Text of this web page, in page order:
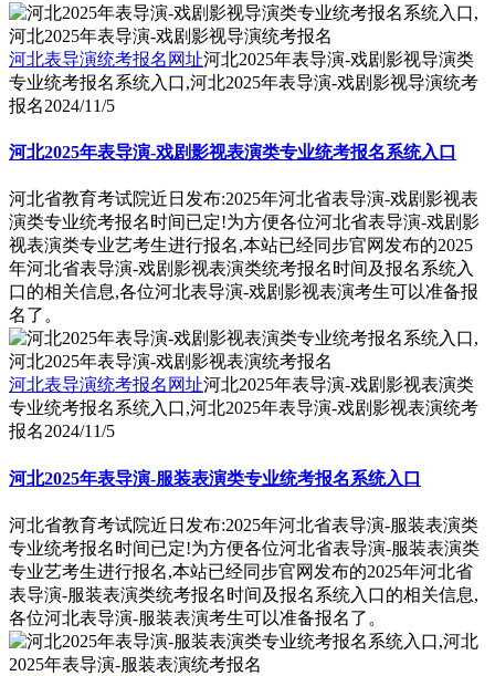
河北表导演统考报名网址河北2025年表导演-戏剧影视导演类
专业统考报名系统入口,河北2025年表导演-戏剧影视导演统考
报名2024/11/5
河北2025年表导演-戏剧影视表演类专业统考报名系统入口
河北省教育考试院近日发布:2025年河北省表导演-戏剧影视表
演类专业统考报名时间已定!为方便各位河北省表导演-戏剧影
视表演类专业艺考生进行报名,本站已经同步官网发布的2025
年河北省表导演-戏剧影视表演类统考报名时间及报名系统入
口的相关信息,各位河北表导演-戏剧影视表演考生可以准备报
名了。
河北表导演统考报名网址河北2025年表导演-戏剧影视表演类
专业统考报名系统入口,河北2025年表导演-戏剧影视表演统考
报名2024/11/5
河北2025年表导演-服装表演类专业统考报名系统入口
河北省教育考试院近日发布:2025年河北省表导演-服装表演类
专业统考报名时间已定!为方便各位河北省表导演-服装表演类
专业艺考生进行报名,本站已经同步官网发布的2025年河北省
表导演-服装表演类统考报名时间及报名系统入口的相关信息,
各位河北表导演-服装表演考生可以准备报名了。